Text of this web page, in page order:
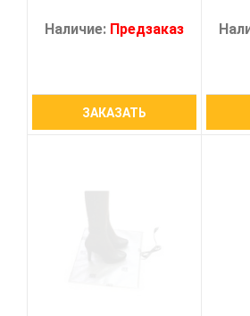
Наличие: Предзаказ
ЗАКАЗАТЬ